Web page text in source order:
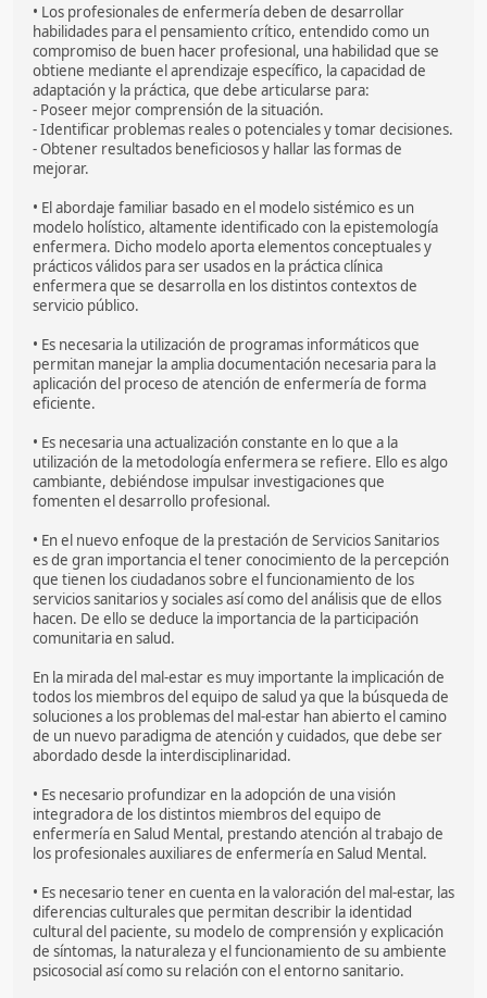
• Los profesionales de enfermería deben de desarrollar
habilidades para el pensamiento crítico, entendido como un
compromiso de buen hacer profesional, una habilidad que se
obtiene mediante el aprendizaje específico, la capacidad de
adaptación y la práctica, que debe articularse para:
- Poseer mejor comprensión de la situación.
- Identificar problemas reales o potenciales y tomar decisiones.
- Obtener resultados beneficiosos y hallar las formas de
mejorar.
• El abordaje familiar basado en el modelo sistémico es un
modelo holístico, altamente identificado con la epistemología
enfermera. Dicho modelo aporta elementos conceptuales y
prácticos válidos para ser usados en la práctica clínica
enfermera que se desarrolla en los distintos contextos de
servicio público.
• Es necesaria la utilización de programas informáticos que
permitan manejar la amplia documentación necesaria para la
aplicación del proceso de atención de enfermería de forma
eficiente.
• Es necesaria una actualización constante en lo que a la
utilización de la metodología enfermera se refiere. Ello es algo
cambiante, debiéndose impulsar investigaciones que
fomenten el desarrollo profesional.
• En el nuevo enfoque de la prestación de Servicios Sanitarios
es de gran importancia el tener conocimiento de la percepción
que tienen los ciudadanos sobre el funcionamiento de los
servicios sanitarios y sociales así como del análisis que de ellos
hacen. De ello se deduce la importancia de la participación
comunitaria en salud.
En la mirada del mal-estar es muy importante la implicación de
todos los miembros del equipo de salud ya que la búsqueda de
soluciones a los problemas del mal-estar han abierto el camino
de un nuevo paradigma de atención y cuidados, que debe ser
abordado desde la interdisciplinaridad.
• Es necesario profundizar en la adopción de una visión
integradora de los distintos miembros del equipo de
enfermería en Salud Mental, prestando atención al trabajo de
los profesionales auxiliares de enfermería en Salud Mental.
• Es necesario tener en cuenta en la valoración del mal-estar, las
diferencias culturales que permitan describir la identidad
cultural del paciente, su modelo de comprensión y explicación
de síntomas, la naturaleza y el funcionamiento de su ambiente
psicosocial así como su relación con el entorno sanitario.